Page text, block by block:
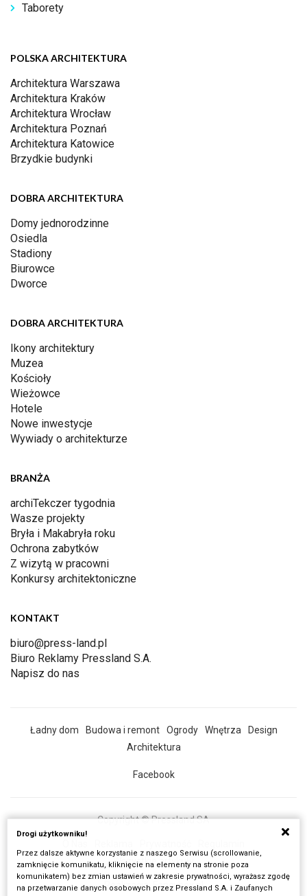
Taborety
POLSKA ARCHITEKTURA
Architektura Warszawa
Architektura Kraków
Architektura Wrocław
Architektura Poznań
Architektura Katowice
Brzydkie budynki
DOBRA ARCHITEKTURA
Domy jednorodzinne
Osiedla
Stadiony
Biurowce
Dworce
DOBRA ARCHITEKTURA
Ikony architektury
Muzea
Kościoły
Wieżowce
Hotele
Nowe inwestycje
Wywiady o architekturze
BRANŻA
archiTekczer tygodnia
Wasze projekty
Bryła i Makabryła roku
Ochrona zabytków
Z wizytą w pracowni
Konkursy architektoniczne
KONTAKT
biuro@press-land.pl
Biuro Reklamy Pressland S.A.
Napisz do nas
Ładny dom Budowa i remont Ogrody Wnętrza
Design
Architektura
Facebook
Copyright © Pressland SA
Wszystkie artykuły
Realizacja: Fancybox.pl
Drogi użytkowniku!
Przez dalsze aktywne korzystanie z naszego Serwisu (scrollowanie,
zamknięcie komunikatu, kliknięcie na elementy na stronie poza
komunikatem) bez zmian ustawień w zakresie prywatności, wyrażasz zgodę
na przetwarzanie danych osobowych przez Pressland S.A. i Zaufanych